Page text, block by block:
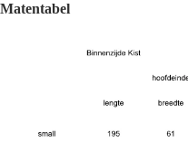
Matentabel